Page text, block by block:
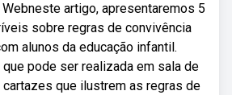
artigo, apresentaremos 5
sobre regras de convivência
alunos da educação infantil.
pode ser realizada em sala de
cartazes que ilustrem as regras de